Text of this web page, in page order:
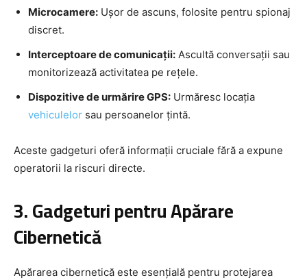
Microcamere: Ușor de ascuns, folosite pentru spionaj
discret.
Interceptoare de comunicații: Ascultă conversații sau
monitorizează activitatea pe rețele.
Dispozitive de urmărire GPS: Urmăresc locația
vehiculelor sau persoanelor țintă.
Aceste gadgeturi oferă informații cruciale fără a expune
operatorii la riscuri directe.
3. Gadgeturi pentru Apărare
Cibernetică
Apărarea cibernetică este esențială pentru protejarea